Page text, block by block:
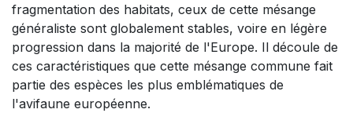
fragmentation des habitats, ceux de cette mésange
généraliste sont globalement stables, voire en légère
progression dans la majorité de l'Europe. Il découle de
ces caractéristiques que cette mésange commune fait
partie des espèces les plus emblématiques de
l'avifaune européenne.